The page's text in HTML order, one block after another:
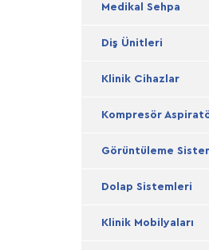
Medikal Sehpa
Diş Ünitleri
Klinik Cihazlar
Kompresör
Görüntüleme
Dolap Sistemleri
Klinik Mobilyaları